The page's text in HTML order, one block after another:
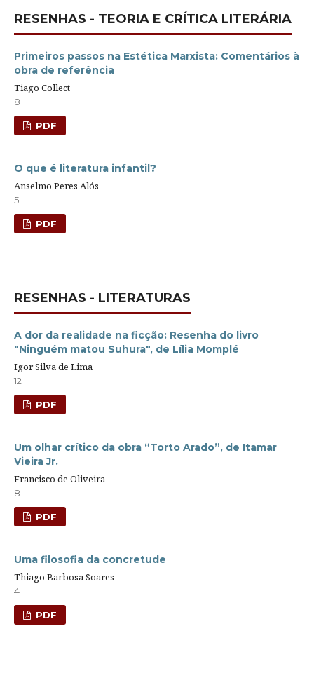
RESENHAS - TEORIA E CRÍTICA LITERÁRIA
Primeiros passos na Estética Marxista: Comentários à
obra de referência
Tiago Collect
8
PDF
O que é literatura infantil?
Anselmo Peres Alós
5
PDF
RESENHAS - LITERATURAS
A dor da realidade na ficção: Resenha do livro
"Ninguém matou Suhura", de Lília Momplé
Igor Silva de Lima
12
PDF
Um olhar crítico da obra “Torto Arado”, de Itamar
Vieira Jr.
Francisco de Oliveira
8
PDF
Uma filosofia da concretude
Thiago Barbosa Soares
4
PDF